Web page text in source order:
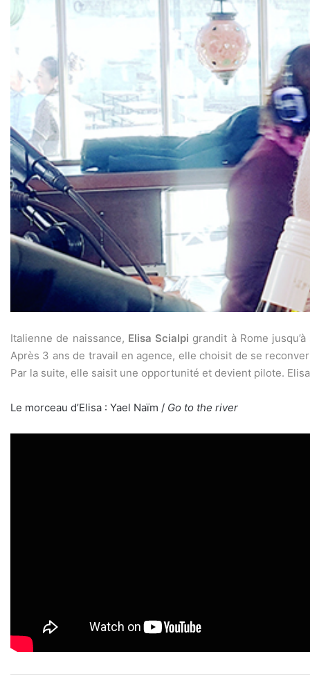
Italienne de naissance, Elisa Scialpi grandit à Rome
Après 3 ans de travail en agence, elle choisit de se
Par la suite, elle saisit une opportunité et devient pilote.
Le morceau d’Elisa : Yael Naïm / Go to the river